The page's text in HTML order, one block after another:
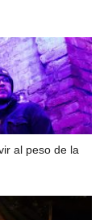
al peso de la